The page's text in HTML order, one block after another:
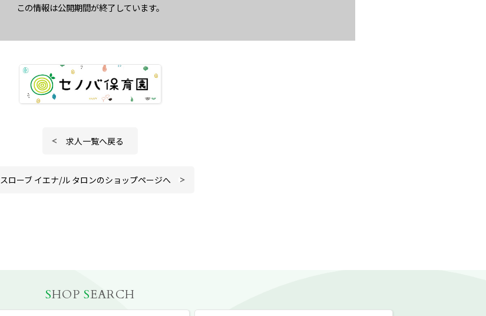
この情報は公開期間が終了しています。
求人一覧へ戻る
スローブ イエナ/ル タロンのショップページへ
SHOP SEARCH